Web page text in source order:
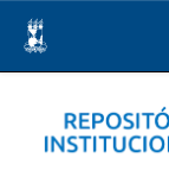
navigation